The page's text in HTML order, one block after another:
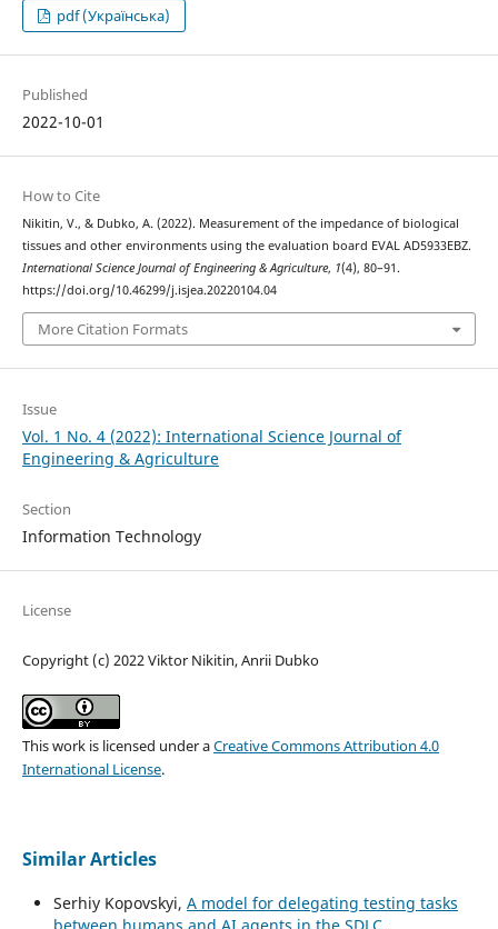
pdf (Українська)
Published
2022-10-01
How to Cite
Nikitin, V., & Dubko, A. (2022). Measurement of the impedance of biological
tissues and other environments using the evaluation board EVAL AD5933EBZ.
International Science Journal of Engineering & Agriculture, 1(4), 80–91.
https://doi.org/10.46299/j.isjea.20220104.04
More Citation Formats
Issue
Vol. 1 No. 4 (2022): International Science Journal of
Engineering & Agriculture
Section
Information Technology
License
Copyright (c) 2022 Viktor Nikitin, Anrii Dubko
This work is licensed under aCreative Commons Attribution 4.0
International License.
Similar Articles
Serhіy Kopovskyі, A model for delegatіng testіng tasks
between humans and AІ agents іn the SDLC ,